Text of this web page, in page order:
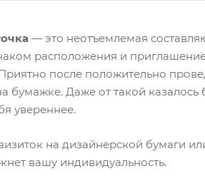
— это неотъемлемая
расположения и
после положительно
бумажке. Даже от такой
увереннее.
на дизайнерской бумаги
вашу индивидуальность.